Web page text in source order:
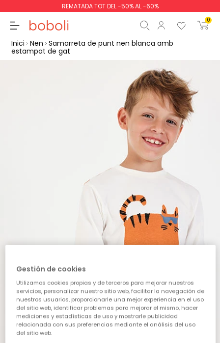
REMATADA TOT DEL -50% AL -60%
0
0,00 €
0,00 €
Començar la
Inici Nen Samarreta de punt nen blanca amb
estampat de gat
Gestión de cookies
Utilizamos cookies propias y de terceros para mejorar nuestros
servicios, personalizar nuestro sitio web, facilitar la navegación de
nuestros usuarios, proporcionarle una mejor experiencia en el uso
del sitio web, identificar problemas para mejorar el mismo, hacer
mediciones y estadísticas de uso y mostrarle publicidad
relacionada con sus preferencias mediante el análisis del uso
del sitio web.